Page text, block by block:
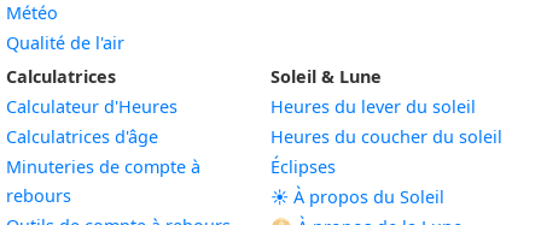
Météo
Qualité de l'air
Calculatrices
Calculateur d'Heures
Calculatrices d'âge
Minuteries de compte à
rebours
Soleil & Lune
Heures du lever du soleil
Heures du coucher du soleil
Éclipses
☀️ À propos du Soleil